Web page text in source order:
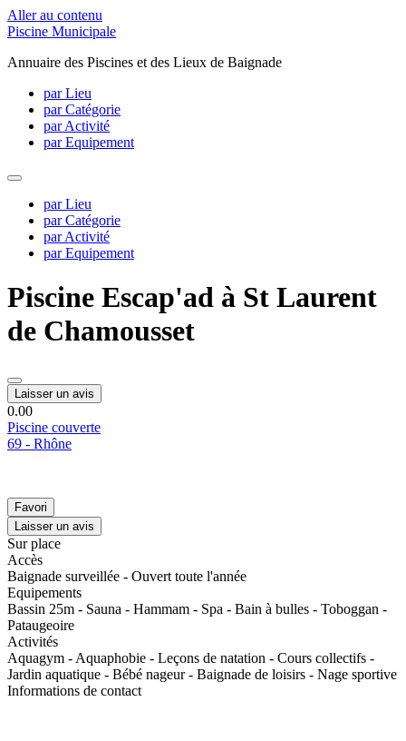
Aller au contenu
Piscine Municipale
Annuaire des Piscines et des Lieux de Baignade
par Lieu
par Catégorie
par Activité
par Equipement
par Lieu
par Catégorie
par Activité
par Equipement
Piscine Escap'ad à St Laurent
de Chamousset
Laisser un avis
0.00
Piscine couverte
69 - Rhône
Favori
Laisser un avis
Sur place
Accès
Baignade surveillée - Ouvert toute l'année
Equipements
Bassin 25m - Sauna - Hammam - Spa - Bain à bulles - Toboggan -
Pataugeoire
Activités
Aquagym - Aquaphobie - Leçons de natation - Cours collectifs -
Jardin aquatique - Bébé nageur - Baignade de loisirs - Nage sportive
Informations de contact